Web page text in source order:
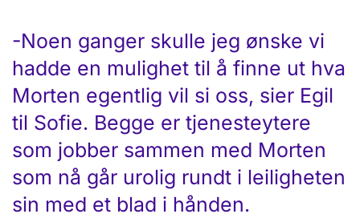
-Noen ganger skulle jeg ønske vi
hadde en mulighet til å finne ut hva
Morten egentlig vil si oss, sier Egil
til Sofie. Begge er tjenesteytere
som jobber sammen med Morten
som nå går urolig rundt i leiligheten
sin med et blad i hånden.